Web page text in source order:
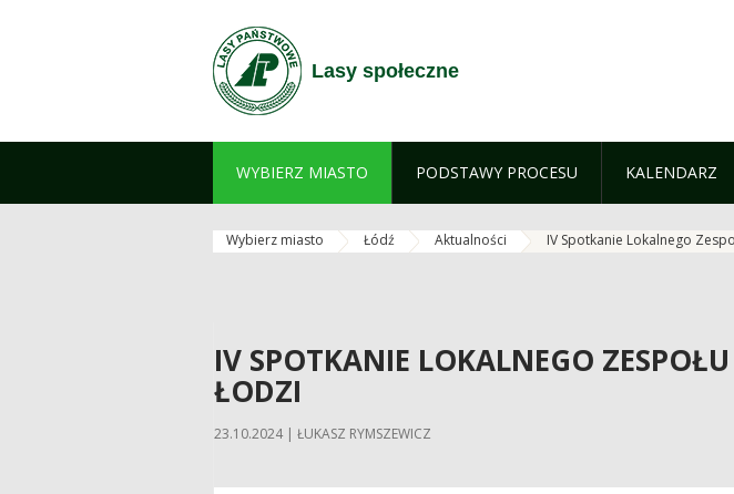
Lasy społeczne
WYBIERZ MIASTO PODSTAWY PROCESU KALENDARZ
Wybierz miasto Łódź Aktualności IV Spotkanie Lokalnego
IV SPOTKANIE LOKALNEGO
ŁODZI
23.10.2024 | ŁUKASZ RYMSZEWICZ